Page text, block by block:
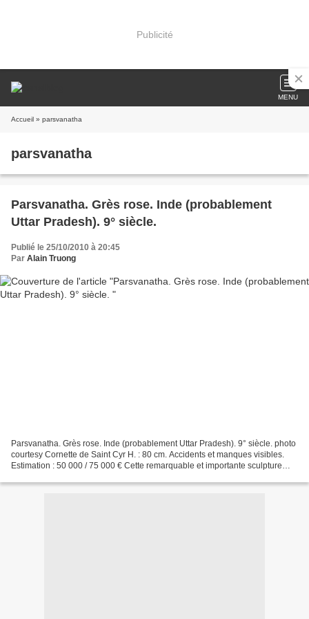
Publicité
MENU
Accueil » parsvanatha
parsvanatha
Parsvanatha. Grès rose. Inde (probablement
Uttar Pradesh). 9° siècle.
Publié le 25/10/2010 à 20:45
Par Alain Truong
Parsvanatha. Grès rose. Inde (probablement Uttar Pradesh). 9° siècle. photo
courtesy Cornette de Saint Cyr H. : 80 cm. Accidents et manques visibles.
Estimation : 50 000 / 75 000 € Cette remarquable et importante sculpture